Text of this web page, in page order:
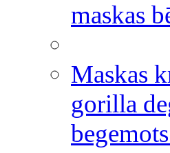
maskas
Maskas
gorilla